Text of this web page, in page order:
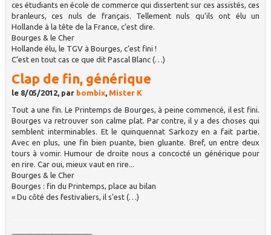
ces étudiants en école de commerce qui dissertent sur ces assistés, ces
branleurs, ces nuls de français. Tellement nuls qu’ils ont élu un
Hollande à la tête de la France, c’est dire.
Bourges & le Cher
Hollande élu, le TGV à Bourges, c’est fini !
C’est en tout cas ce que dit Pascal Blanc (…)
Clap de fin, générique
le 8/05/2012, par bombix, Mister K
Tout a une fin. Le Printemps de Bourges, à peine commencé, il est fini.
Bourges va retrouver son calme plat. Par contre, il y a des choses qui
semblent interminables. Et le quinquennat Sarkozy en a fait partie.
Avec en plus, une fin bien puante, bien gluante. Bref, un entre deux
tours à vomir. Humour de droite nous a concocté un générique pour
en rire. Car oui, mieux vaut en rire...
Bourges & le Cher
Bourges : fin du Printemps, place au bilan
« Du côté des festivaliers, il s’est (…)